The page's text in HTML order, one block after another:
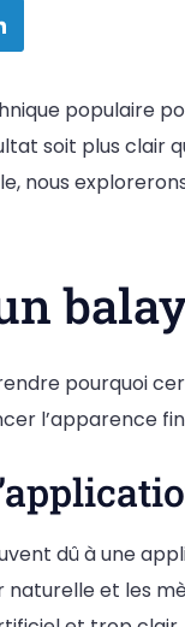
populaire
soit plus clair
nous
pourquoi
l’apparence
dû à une
et les